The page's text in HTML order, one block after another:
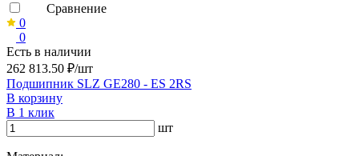
Сравнение
0
0
Есть в наличии
262 813.50 ₽/шт
Подшипник SLZ GE280 - ES 2RS
В корзину
В 1 клик
шт